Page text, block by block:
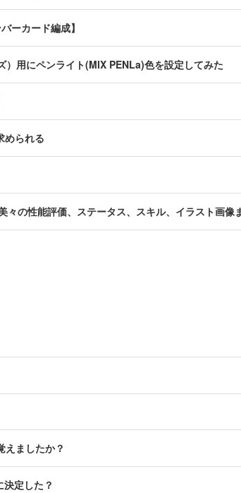
ーカード編成】
）用にペンライト(MIX PENLa)色を設定してみた
められる
々の性能評価、ステータス、スキル、イラスト画像
えましたか？
定した？